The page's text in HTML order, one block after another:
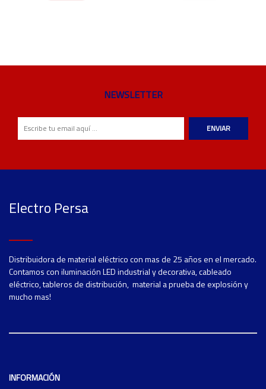
NEWSLETTER
ENVIAR
Electro Persa
Distribuidora de material eléctrico con mas de 25 años en el mercado.
Contamos con iluminación LED industrial y decorativa, cableado
eléctrico, tableros de distribución, material a prueba de explosión y
mucho mas!
INFORMACIÓN